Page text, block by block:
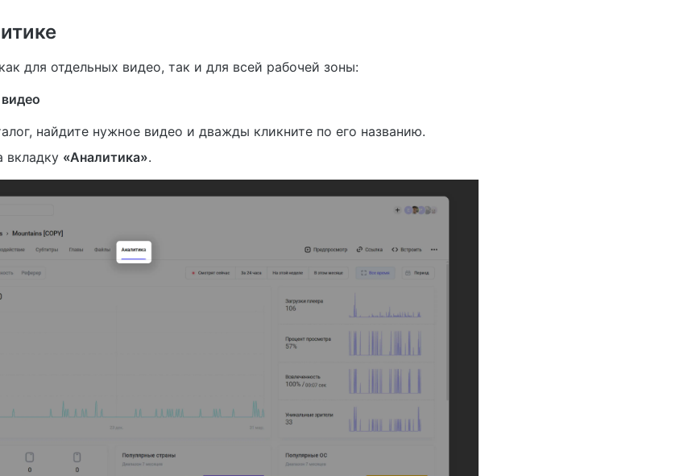
для отдельных видео, так и для всей рабочей зоны:
найдите нужное видео и дважды кликните по его названию.
вкладку «Аналитика».